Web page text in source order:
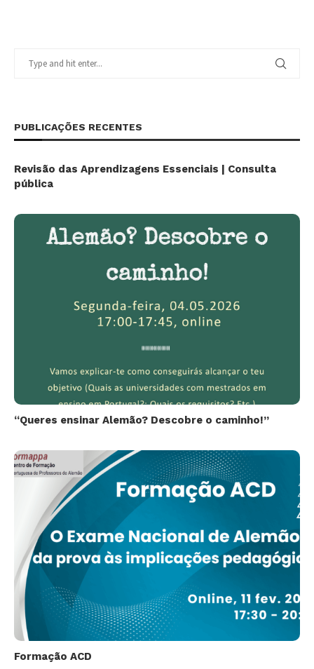
PUBLICAÇÕES RECENTES
Revisão das Aprendizagens Essenciais | Consulta
pública
“Queres ensinar Alemão? Descobre o caminho!”
Formação ACD